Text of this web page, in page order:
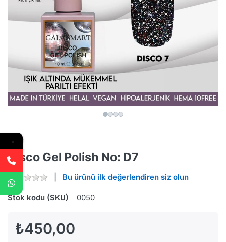
Disco Gel Polish No: D7
Bu ürünü ilk değerlendiren siz olun
Stok kodu (SKU) 0050
₺450,00
→